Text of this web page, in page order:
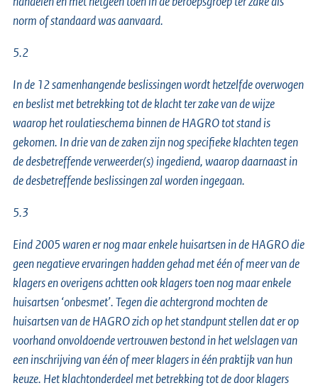
norm of standaard was aanvaard.
5.2
In de 12 samenhangende beslissingen wordt hetzelfde overwogen
en beslist met betrekking tot de klacht ter zake van de wijze
waarop het roulatieschema binnen de HAGRO tot stand is
gekomen. In drie van de zaken zijn nog specifieke klachten tegen
de desbetreffende verweerder(s) ingediend, waarop daarnaast in
de desbetreffende beslissingen zal worden ingegaan.
5.3
Eind 2005 waren er nog maar enkele huisartsen in de HAGRO die
geen negatieve ervaringen hadden gehad met één of meer van de
klagers en overigens achtten ook klagers toen nog maar enkele
huisartsen ‘onbesmet’. Tegen die achtergrond mochten de
huisartsen van de HAGRO zich op het standpunt stellen dat er op
voorhand onvoldoende vertrouwen bestond in het welslagen van
een inschrijving van één of meer klagers in één praktijk van hun
keuze. Het klachtonderdeel met betrekking tot de door klagers